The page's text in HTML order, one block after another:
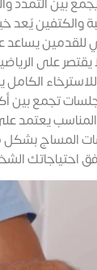
والكتفين يُعد
يساعد
يقتصر على
الكامل
تجمع بين
المناسب
المساج بشكل
وفق احتياجاتك